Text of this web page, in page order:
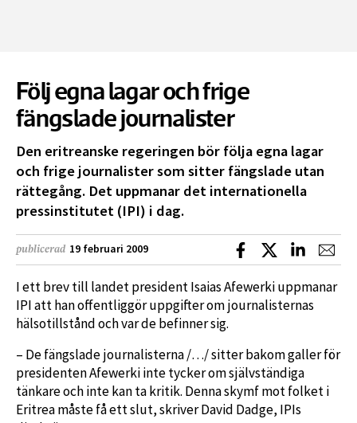
Följ egna lagar och frige
fängslade journalister
Den eritreanske regeringen bör följa egna lagar
och frige journalister som sitter fängslade utan
rättegång. Det uppmanar det internationella
pressinstitutet (IPI) i dag.
publicerad 19 februari 2009 Dela på Facebook
Dela på XDela på
I ett brev till landet president Isaias Afewerki uppmanar
IPI att han offentliggör uppgifter om journalisternas
hälsotillstånd och var de befinner sig.
– De fängslade journalisterna /…/ sitter bakom galler för
presidenten Afewerki inte tycker om självständiga
tänkare och inte kan ta kritik. Denna skymf mot folket i
Eritrea måste få ett slut, skriver David Dadge, IPIs